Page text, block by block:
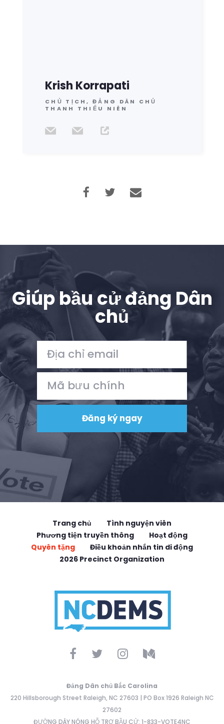
Trang chủ
Shop
Hoạt động
Krish Korrapati
CHỦ TỊCH, ĐẢNG DÂN CHỦ
THANH THIẾU NIÊN
Giúp bầu cử đảng Dân
chủ
Trang chủ
Tình nguyện viên
Phương tiện truyền thông
Hoạt động
Quyên tặng
Điều khoản nhắn tin di động
2026 Precinct Organization
Đảng Dân chủ Bắc Carolina
220 Hillsborough Street Raleigh, NC 27603 | PO Box 1926 Raleigh NC
27602
ĐƯỜNG DÂY NÓNG HỖ TRỢ BẦU CỬ: 1-833-VOTE4NC